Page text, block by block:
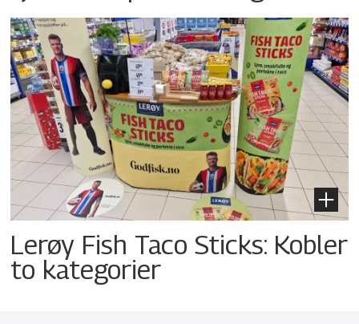
Lerøy Fish Taco Sticks: Kobler
to kategorier